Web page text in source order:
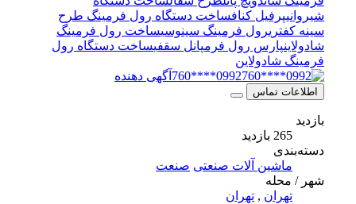
شیروانیپرفیل کناف ساخت دستگاه رول فرمینگ طرح
سینه کفتری رول فرمینگ سینوسیساخت رول فرمینگ
شادولاینپارس رول فرم پانل سقفی ساخت دستگاه رول
فرمینگ شادولاین
0992****760
آگهی دهنده
اطلاعات تماس
دسته‌بندی
ماشین آلات صنعتی صنعت
شهر / محله
تهران,تهران